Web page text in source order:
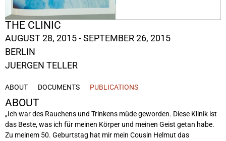
THE CLINIC
AUGUST 28, 2015 - SEPTEMBER 26, 2015
BERLIN
JUERGEN TELLER
ABOUT DOCUMENTS PUBLICATIONS
ABOUT
„Ich war des Rauchens und Trinkens müde geworden. Diese Klinik ist
das Beste, was ich für meinen Körper und meinen Geist getan habe.
Zu meinem 50. Geburtstag hat mir mein Cousin Helmut das